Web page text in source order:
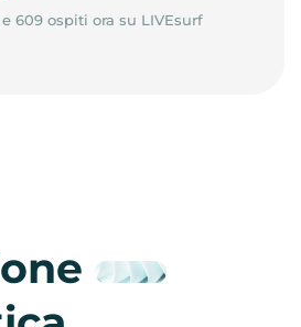
609 ospiti ora su LIVEsurf